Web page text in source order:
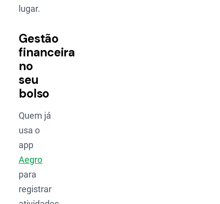
lugar.
Gestão
financeira
no
seu
bolso
Quem já
usa o
app
Aegro
para
registrar